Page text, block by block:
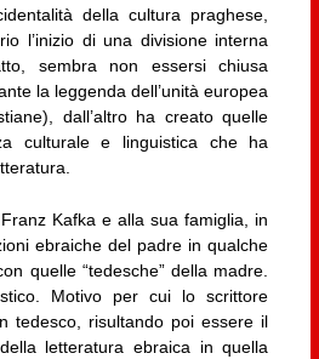
della cultura praghese,
l’inizio di una divisione interna
sembra non essersi chiusa
la leggenda dell’unità europea
dall’altro ha creato quelle
culturale e linguistica che ha
Kafka e alla sua famiglia, in
ebraiche del padre in qualche
quelle “tedesche” della madre.
Motivo per cui lo scrittore
tedesco, risultando poi essere il
letteratura ebraica in quella